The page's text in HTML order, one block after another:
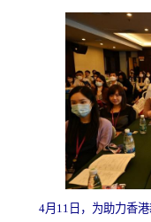
办证指引
4月11日，为助力香港